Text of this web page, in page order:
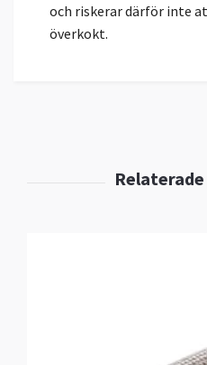
och riskerar därför inte
överkokt.